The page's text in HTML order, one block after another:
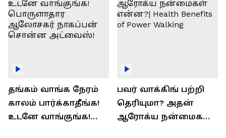
தங்கம் வாங்க நேரம்
காலம் பார்க்காதீங்க!
உடனே வாங்குங்க!
பவர் வாக்கிங் பற்றி
தெரியுமா? அதன்
ஆரோக்ய நன்மைகள்